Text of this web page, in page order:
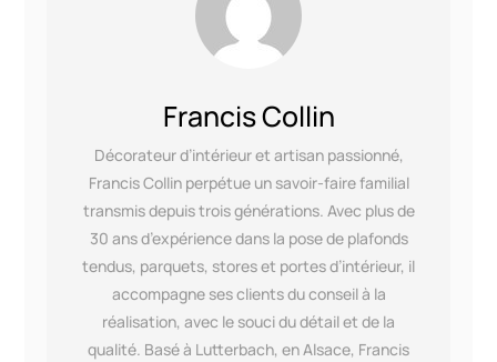
Francis Collin
Décorateur d’intérieur et artisan passionné,
Francis Collin perpétue un savoir-faire familial
transmis depuis trois générations. Avec plus de
30 ans d’expérience dans la pose de plafonds
tendus, parquets, stores et portes d’intérieur, il
accompagne ses clients du conseil à la
réalisation, avec le souci du détail et de la
qualité. Basé à Lutterbach, en Alsace, Francis